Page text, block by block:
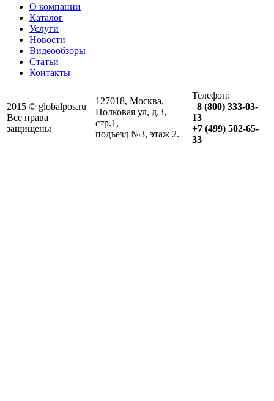
О компании
Каталог
Услуги
Новости
Видеообзоры
Статьи
Контакты
2015 © globalpos.ru
Все права
защищены
127018, Москва,
Полковая ул, д.3,
стр.1,
подъезд №3, этаж 2.
Телефон:
8 (800) 333-03-
13
+7 (499) 502-65-
33